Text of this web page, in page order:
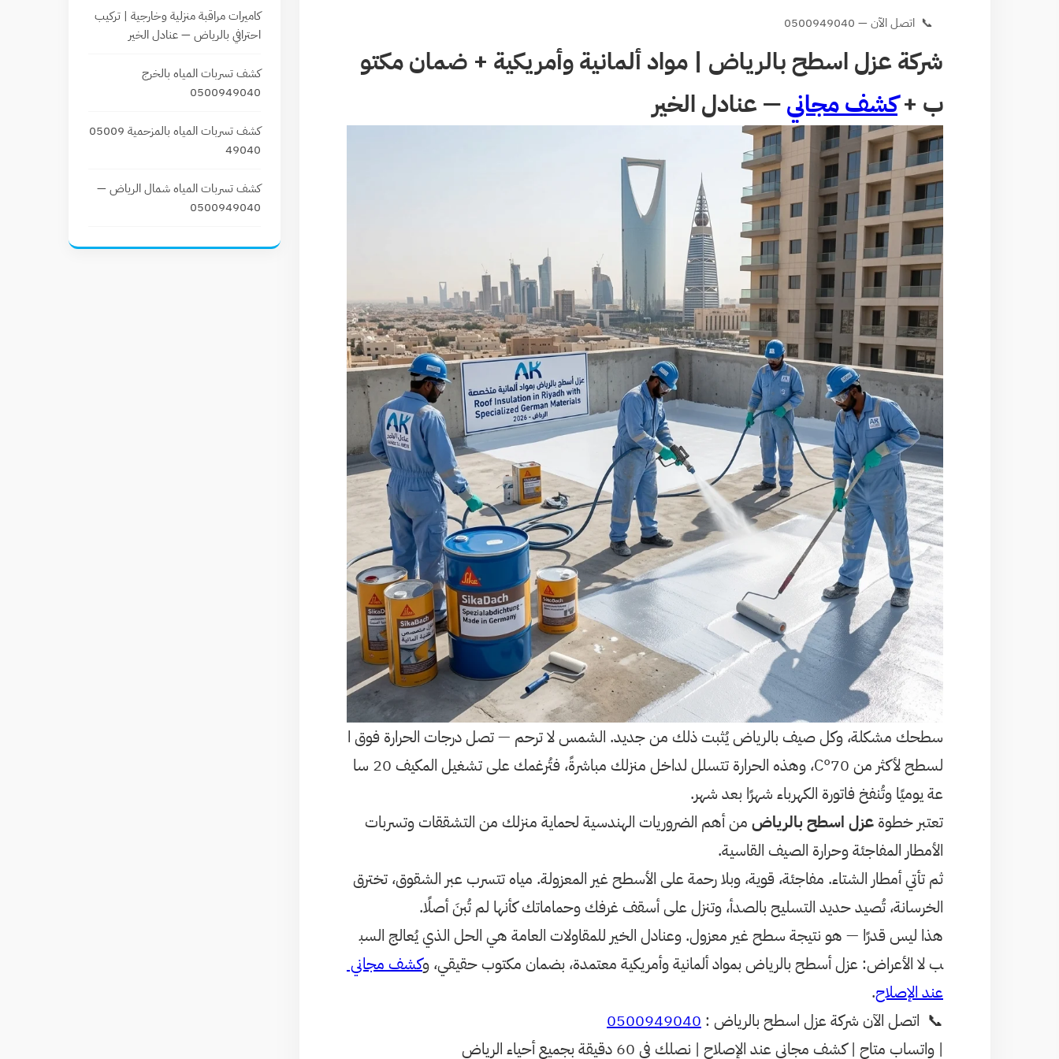
📞 اتصل الآن — 0500949040
شركة عزل اسطح بالرياض | مواد ألمانية وأمريكية + ضمان مكتو
ب +كشف مجاني— عنادل الخير
سطحك مشكلة، وكل صيف بالرياض يُثبت ذلك من جديد. الشمس لا ترحم — تصل درجات الحرارة فوق ا
لسطح لأكثر من 70°C، وهذه الحرارة تتسلل لداخل منزلك مباشرةً، فتُرغمك على تشغيل المكيف 20 سا
عة يوميًا وتُنفخ فاتورة الكهرباء شهرًا بعد شهر.
تعتبر خطوة عزل اسطح بالرياض من أهم الضروريات الهندسية لحماية منزلك من التشققات وتسربات
الأمطار المفاجئة وحرارة الصيف القاسية.
ثم تأتي أمطار الشتاء. مفاجئة، قوية، وبلا رحمة على الأسطح غير المعزولة. مياه تتسرب عبر الشقوق، تخترق
الخرسانة، تُصيد حديد التسليح بالصدأ، وتنزل على أسقف غرفك وحماماتك كأنها لم تُبنَ أصلًا.
هذا ليس قدرًا — هو نتيجة سطح غير معزول. وعنادل الخير للمقاولات العامة هي الحل الذي يُعالج السب
ب لا الأعراض: عزل أسطح بالرياض بمواد ألمانية وأمريكية معتمدة، بضمان مكتوب حقيقي، وكشف مجاني
عند الإصلاح.
📞 اتصل الآن شركة عزل اسطح بالرياض : 0500949040
| واتساب متاح | كشف مجاني عند الإصلاح | نصلك في 60 دقيقة بجميع أحياء الرياض
كاميرات مراقبة منزلية وخارجية | تركيب
احترافي بالرياض — عنادل الخير
كشف تسربات المياه بالخرج
0500949040
كشف تسربات المياه بالمزحمية 05009
49040
كشف تسربات المياه شمال الرياض —
0500949040